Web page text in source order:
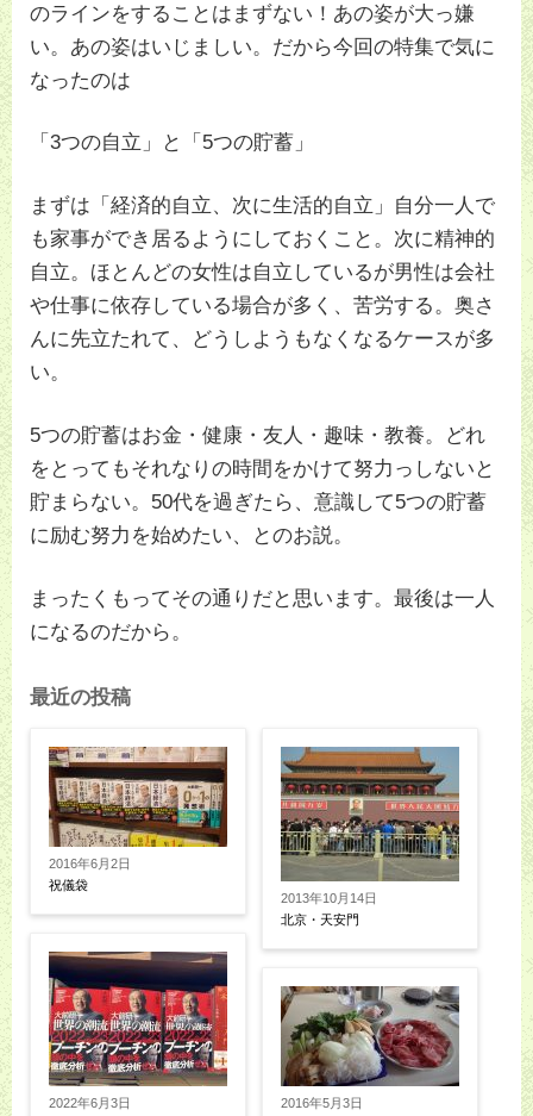
のラインをすることはまずない！あの姿が大っ嫌
い。あの姿はいじましい。だから今回の特集で気に
なったのは
「3つの自立」と「5つの貯蓄」
まずは「経済的自立、次に生活的自立」自分一人で
も家事ができ居るようにしておくこと。次に精神的
自立。ほとんどの女性は自立しているが男性は会社
や仕事に依存している場合が多く、苦労する。奥さ
んに先立たれて、どうしようもなくなるケースが多
い。
5つの貯蓄はお金・健康・友人・趣味・教養。どれ
をとってもそれなりの時間をかけて努力っしないと
貯まらない。50代を過ぎたら、意識して5つの貯蓄
に励む努力を始めたい、とのお説。
まったくもってその通りだと思います。最後は一人
になるのだから。
最近の投稿
2016年6月2日
祝儀袋
2022年6月3日
2013年10月14日
北京・天安門
2016年5月3日